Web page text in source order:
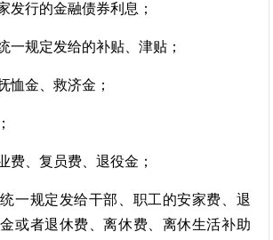
发行的金融债券利息；
一规定发给的补贴、津贴；
恤金、救济金；
费、复员费、退役金；
统一规定发给干部、职工的安家费、退
或者退休费、离休费、离休生活补助